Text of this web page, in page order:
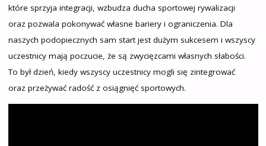
które sprzyja integracji, wzbudza ducha sportowej rywalizacji
oraz pozwala pokonywać własne bariery i ograniczenia. Dla
naszych podopiecznych sam start jest dużym sukcesem i wszyscy
uczestnicy mają poczucie, że są zwycięzcami własnych słabości.
To był dzień, kiedy wszyscy uczestnicy mogli się zintegrować
oraz przeżywać radość z osiągnięć sportowych.